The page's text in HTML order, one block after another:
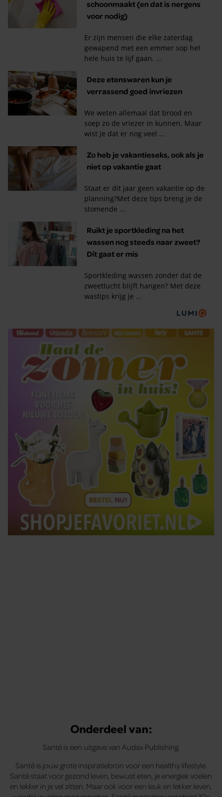
Onderdeel van:
Santé is een uitgave van Audax Publishing.
Santé is jouw grote inspiratiebron voor een healthy lifestyle.
Santé staat voor gezond leven, bewust eten, je energiek voelen
en lekker in je vel zitten. Maar ook voor een leuk en lekker leven,